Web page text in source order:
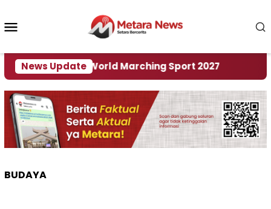
konten
News Update
Rumah World Marching Sport 2027
BUDAYA